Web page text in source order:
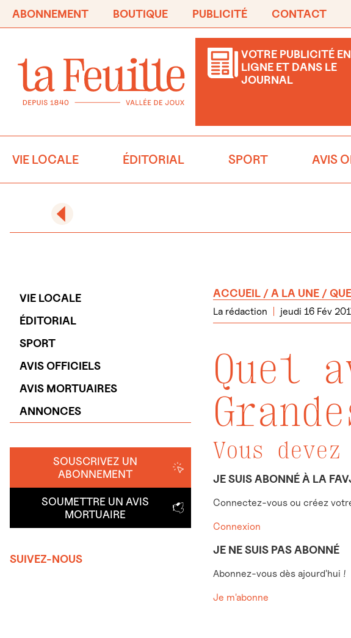
ABONNEMENT BOUTIQUE PUBLICITÉ CONTACT
VOTRE PUBLICITÉ EN
LIGNE ET DANS LE
JOURNAL
VIE LOCALE ÉDITORIAL SPORT AVIS
VIE LOCALE
ÉDITORIAL
SPORT
AVIS OFFICIELS
AVIS MORTUAIRES
ANNONCES
SOUSCRIVEZ UN
ABONNEMENT
SOUMETTRE UN AVIS
MORTUAIRE
SUIVEZ-NOUS
ACCUEIL /A LA UNE /
La rédaction jeudi 16 Fév
Quel
Vous
JE SUIS ABONNÉ À LA
Connectez-vous ou créez
Connexion
JE NE SUIS PAS ABONNÉ
Abonnez-vous dès ajourd'hui !
Je m'abonne